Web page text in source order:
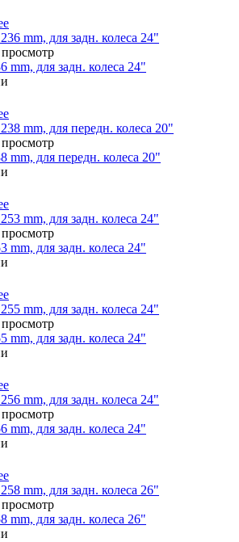
mm, для задн. колеса 24"
mm, для передн. колеса 20"
mm, для задн. колеса 24"
mm, для задн. колеса 24"
mm, для задн. колеса 24"
mm, для задн. колеса 26"